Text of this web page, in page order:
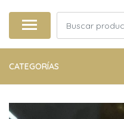
CATEGORÍAS